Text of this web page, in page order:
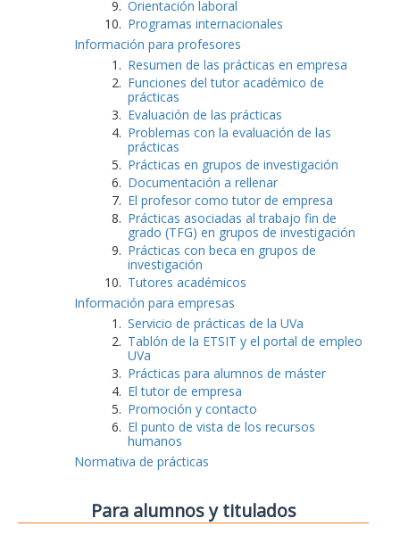
Orientación laboral
Programas internacionales
Información para profesores
Resumen de las prácticas en empresa
Funciones del tutor académico de
prácticas
Evaluación de las prácticas
Problemas con la evaluación de las
prácticas
Prácticas en grupos de investigación
Documentación a rellenar
El profesor como tutor de empresa
Prácticas asociadas al trabajo fin de
grado (TFG) en grupos de investigación
Prácticas con beca en grupos de
investigación
Tutores académicos
Información para empresas
Servicio de prácticas de la UVa
Tablón de la ETSIT y el portal de empleo
UVa
Prácticas para alumnos de máster
El tutor de empresa
Promoción y contacto
El punto de vista de los recursos
humanos
Normativa de prácticas
Para alumnos y titulados